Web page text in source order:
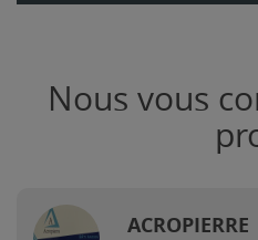
Nous vous
ACROPIERRE